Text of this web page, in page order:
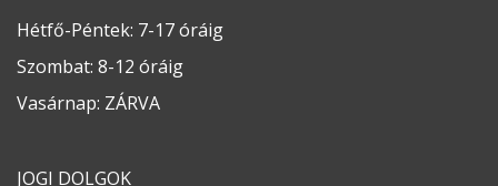
Hétfő-Péntek: 7-17 óráig
Szombat: 8-12 óráig
Vasárnap: ZÁRVA
JOGI DOLGOK